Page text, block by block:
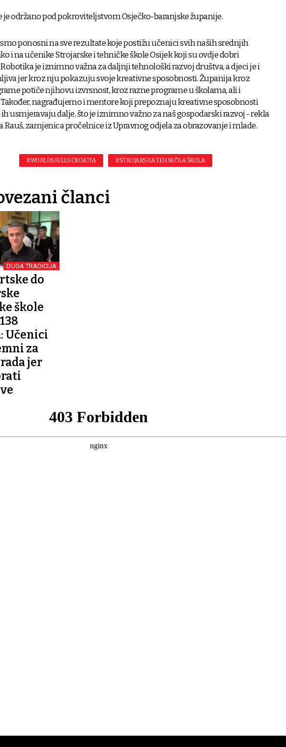
je održano pod pokroviteljstvom Osječko-baranjske županije.
ponosni na sve rezultate koje postižu učenici svih naših srednjih
i na učenike Strojarske i tehničke škole Osijek koji su ovdje dobri
je iznimno važna za daljnji tehnološki razvoj društva, a djeci je i
jer kroz nju pokazuju svoje kreativne sposobnosti. Županija kroz
potiče njihovu izvrsnost, kroz razne programe u školama, ali i
nagrađujemo i mentore koji prepoznaju kreativne sposobnosti
usmjeravaju dalje, što je iznimno važno za naš gospodarski razvoj - rekla
Rauš, zamjenica pročelnice iz Upravnog odjela za obrazovanje i mlade.
#WORLDSKILLS CROATIA #STROJARSKA TEHNIČKA ŠKOLA
članci
DUGA TRADICIJA
do
škole
Učenici
za
jer